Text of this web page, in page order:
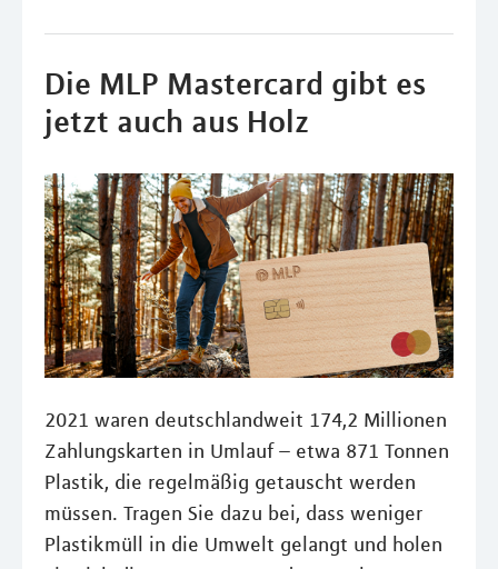
Die MLP Mastercard gibt es
jetzt auch aus Holz
2021 waren deutschlandweit 174,2 Millionen
Zahlungskarten in Umlauf – etwa 871 Tonnen
Plastik, die regelmäßig getauscht werden
müssen. Tragen Sie dazu bei, dass weniger
Plastikmüll in die Umwelt gelangt und holen